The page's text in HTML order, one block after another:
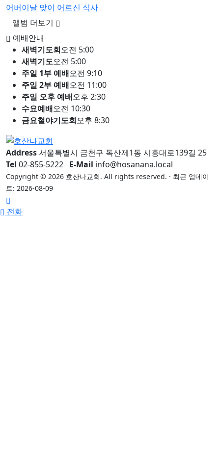
어버이날 맞이 어르신 식사
앨범 더보기
예배안내
새벽기도회오전 5:00
새벽기도오전 5:00
주일 1부 예배오전 9:10
주일 2부 예배오전 11:00
주일 오후 예배오후 2:30
수요예배오전 10:30
금요철야기도회오후 8:30
Address서울특별시 금천구 독산제1동 시흥대로139길 25
Tel 02-855-5222 E-Mail info@hosanana.local
Copyright © 2026 호산나교회. All rights reserved. · 최근 업데이
트: 2026-08-09
전화